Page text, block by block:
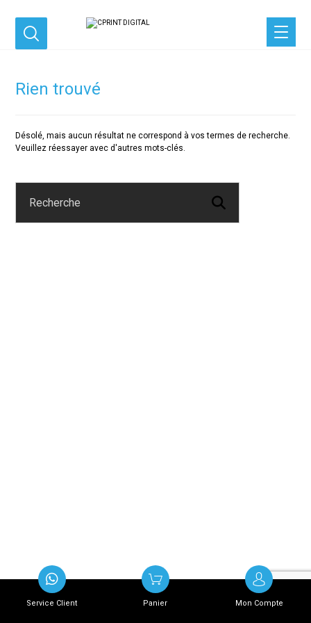
Rien trouvé
Désolé, mais aucun résultat ne correspond à vos termes de recherche.
Veuillez réessayer avec d'autres mots-clés.
Service Client Panier Mon Compte